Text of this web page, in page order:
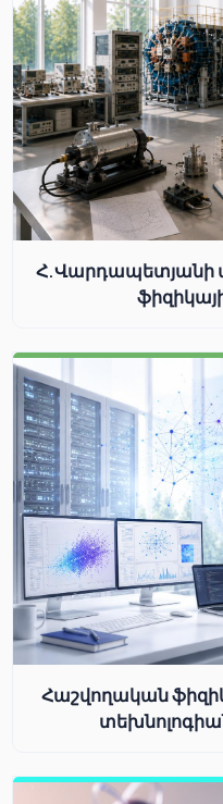
Հ.Վարդապետյանի
Հաշվողական